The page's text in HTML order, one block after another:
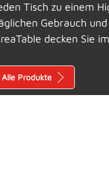
Tisch zu einem
Gebrauch
decken Sie
Alle Produkte